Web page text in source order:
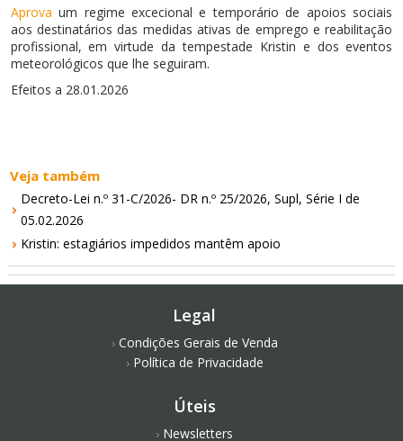
Aprovaum regime excecional e temporário de apoios sociais
aos destinatários das medidas ativas de emprego e reabilitação
profissional, em virtude da tempestade Kristin e dos eventos
meteorológicos que lhe seguiram.
Efeitos a 28.01.2026
Veja também
Decreto-Lei n.º 31-C/2026- DR n.º 25/2026, Supl, Série I de
05.02.2026
Kristin: estagiários impedidos mantêm apoio
Legal
Condições Gerais de Venda
Política de Privacidade
Úteis
Newsletters